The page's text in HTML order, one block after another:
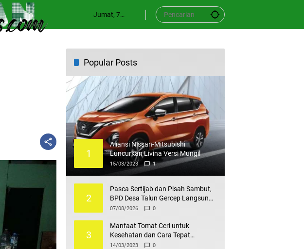
Jumat, 7
Popular Posts
1
Aliansi Nissan-Mitsubishi
Luncurkan Livina Versi Mungil
15/03/2023 1
2
Pasca Sertijab dan Pisah Sambut,
BPD Desa Talun Gercep Langsung
Gelar Rakor Bulanan, Kiki Susana
07/08/2026 0
3
Manfaat Tomat Ceri untuk
Kesehatan dan Cara Tepat
Mengonsumsinya
14/03/2023 0